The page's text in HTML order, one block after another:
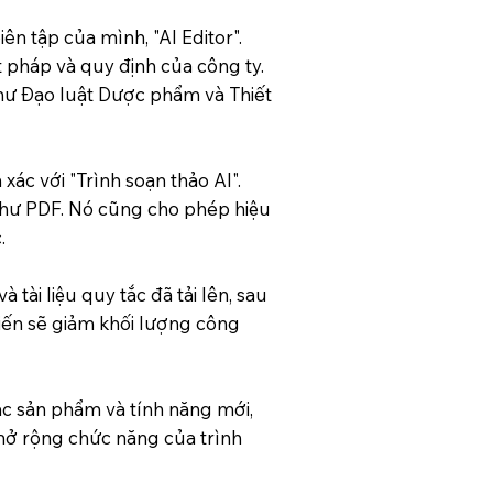
tập của mình, "AI Editor".
và quy định của công ty.
Đạo luật Dược phẩm và Thiết
với "Trình soạn thảo AI".
PDF. Nó cũng cho phép hiệu
tài liệu quy tắc đã tải lên, sau
sẽ giảm khối lượng công
sản phẩm và tính năng mới,
rộng chức năng của trình